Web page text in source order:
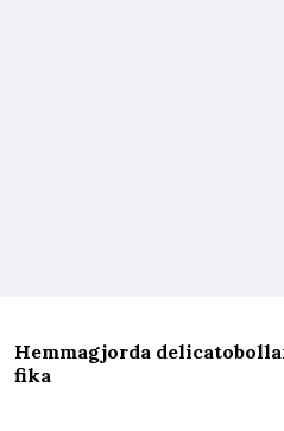
Hemmagjorda
fika